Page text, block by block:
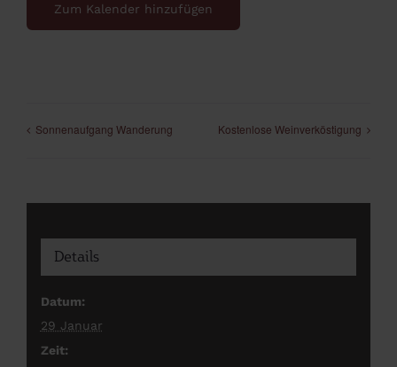
Zum Kalender hinzufügen
Sonnenaufgang Wanderung Kostenlose Weinverköstigung
Details
Datum:
29 Januar
Zeit: